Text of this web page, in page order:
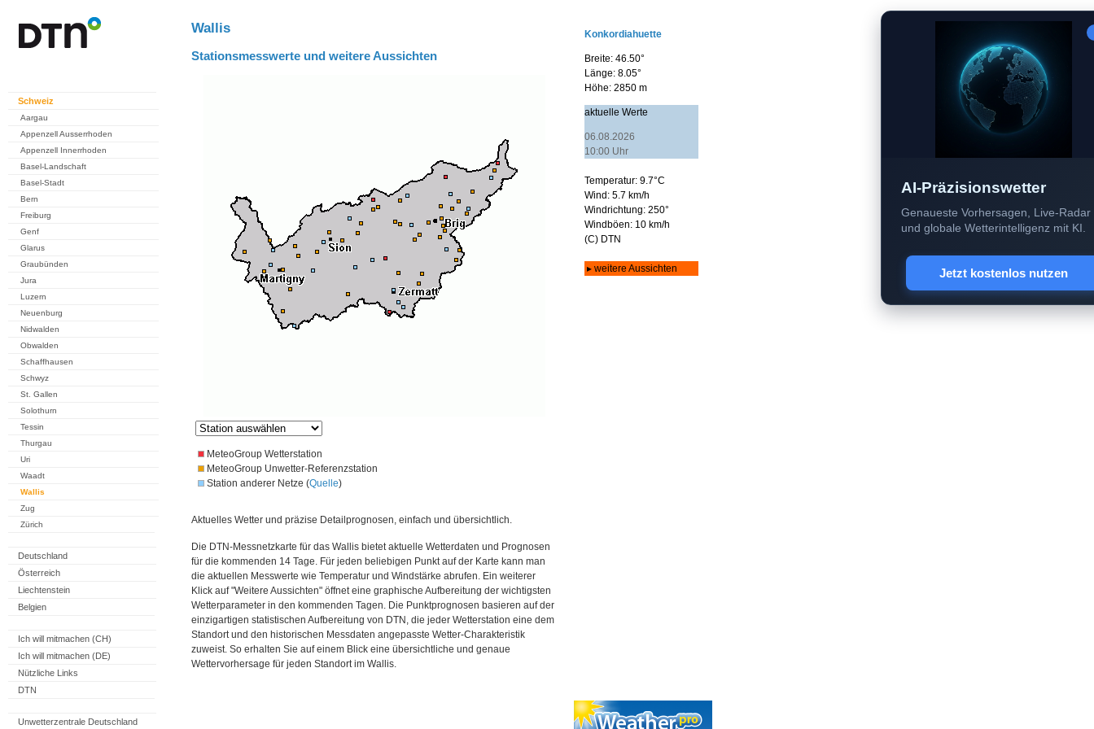
Schweiz
Aargau
Appenzell Ausserrhoden
Appenzell Innerrhoden
Basel-Landschaft
Basel-Stadt
Bern
Freiburg
Genf
Glarus
Graubünden
Jura
Luzern
Neuenburg
Nidwalden
Obwalden
Schaffhausen
Schwyz
St. Gallen
Solothurn
Tessin
Thurgau
Uri
Waadt
Wallis
Zug
Zürich
Deutschland
Österreich
Liechtenstein
Belgien
Ich will mitmachen (CH)
Ich will mitmachen (DE)
Nützliche Links
DTN
Unwetterzentrale Deutschland
Wallis
Stationsmesswerte und weitere Aussichten
MeteoGroup Wetterstation
MeteoGroup Unwetter-Referenzstation
Station anderer Netze (Quelle)
Aktuelles Wetter und präzise Detailprognosen, einfach und übersichtlich.
Die DTN-Messnetzkarte für das Wallis bietet aktuelle Wetterdaten und Prognosen
für die kommenden 14 Tage. Für jeden beliebigen Punkt auf der Karte kann man
die aktuellen Messwerte wie Temperatur und Windstärke abrufen. Ein weiterer
Klick auf "Weitere Aussichten" öffnet eine graphische Aufbereitung der wichtigsten
Wetterparameter in den kommenden Tagen. Die Punktprognosen basieren auf der
einzigartigen statistischen Aufbereitung von DTN, die jeder Wetterstation eine dem
Standort und den historischen Messdaten angepasste Wetter-Charakteristik
zuweist. So erhalten Sie auf einem Blick eine übersichtliche und genaue
Wettervorhersage für jeden Standort im Wallis.
AI-Präzisionswetter
Genaueste Vorhersagen, Live-Radar
und globale Wetterintelligenz mit KI.
Jetzt kostenlos nutzen